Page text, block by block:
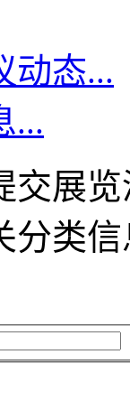
动态...
...
交展
分类